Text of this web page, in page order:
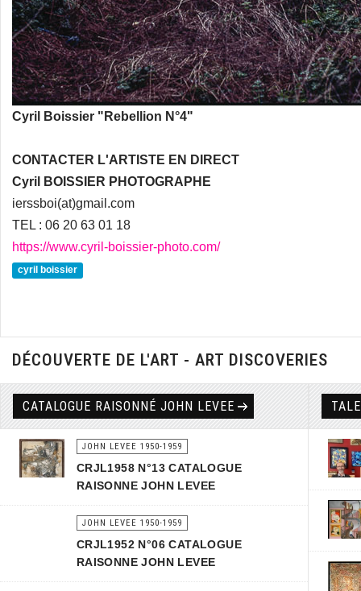
Cyril Boissier "Rebellion N°4"
CONTACTER L'ARTISTE EN DIRECT
Cyril BOISSIER PHOTOGRAPHE
ierssboi(at)gmail.com
TEL : 06 20 63 01 18
https://www.cyril-boissier-photo.com/
cyril boissier
DÉCOUVERTE DE L'ART - ART DISCOVERIES
CATALOGUE RAISONNÉ JOHN LEVEE
JOHN LEVEE 1950-1959
CRJL1958 N°13 CATALOGUE
RAISONNE JOHN LEVEE
JOHN LEVEE 1950-1959
CRJL1952 N°06 CATALOGUE
RAISONNE JOHN LEVEE